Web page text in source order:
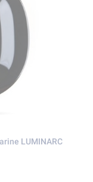
LUMINARC